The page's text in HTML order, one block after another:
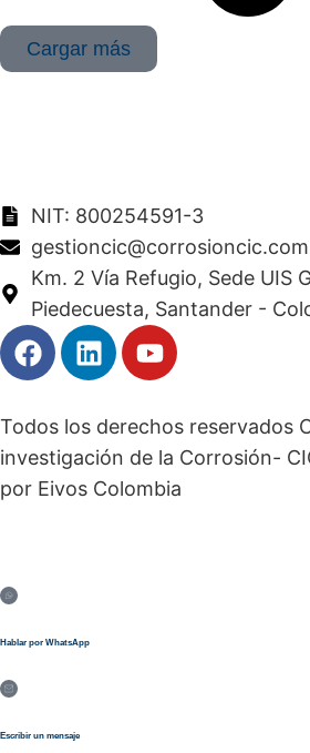
Cargar más
NIT: 800254591-3
gestioncic@corrosioncic.com
Km. 2 Vía Refugio, Sede UIS
Piedecuesta, Santander -
Todos los derechos reservados
investigación de la Corrosión-
por Eivos Colombia
Hablar por WhatsApp
Escribir un mensaje